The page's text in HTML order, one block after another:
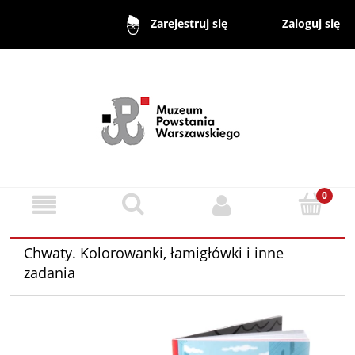
Zarejestruj się Zaloguj się
Chwaty. Kolorowanki, łamigłówki i inne
zadania